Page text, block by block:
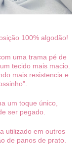
100% algodão!
uma trama pé de
tecido mais macio.
mais resistencia e
um toque único,
ser pegado.
utilizado em outros
de panos de prato.